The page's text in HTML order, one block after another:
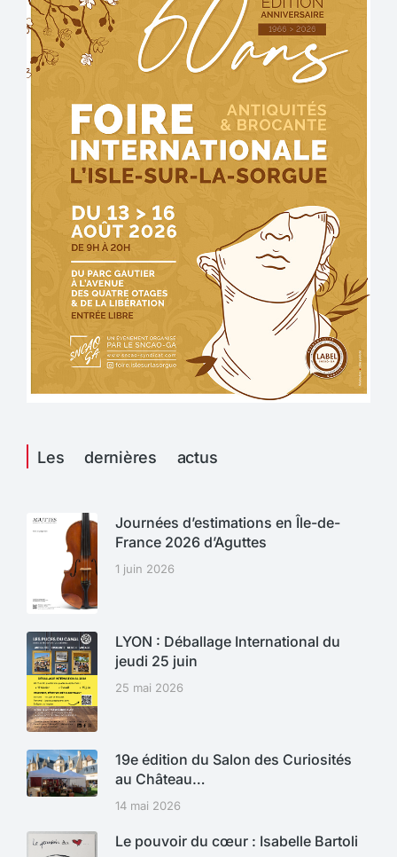
Les dernières actus
Journées d’estimations en Île-de-
France 2026 d’Aguttes
1 juin 2026
LYON : Déballage International du
jeudi 25 juin
25 mai 2026
19e édition du Salon des Curiosités
au Château…
14 mai 2026
Le pouvoir du cœur : Isabelle Bartoli